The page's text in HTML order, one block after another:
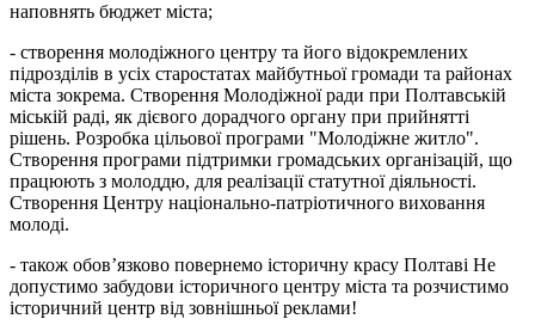
наповнять бюджет міста;
- створення молодіжного центру та його відокремлених
підрозділів в усіх старостатах майбутньої громади та районах
міста зокрема. Створення Молодіжної ради при Полтавській
міській раді, як дієвого дорадчого органу при прийнятті
рішень. Розробка цільової програми "Молодіжне житло".
Створення програми підтримки громадських організацій, що
працюють з молоддю, для реалізаціїстатутної діяльності.
Створення Центру національно-патріотичного виховання
молоді.
- також обов’язково повернемо історичну красу Полтаві Не
допустимо забудови історичного центру міста та розчистимо
історичний центр від зовнішньої реклами!